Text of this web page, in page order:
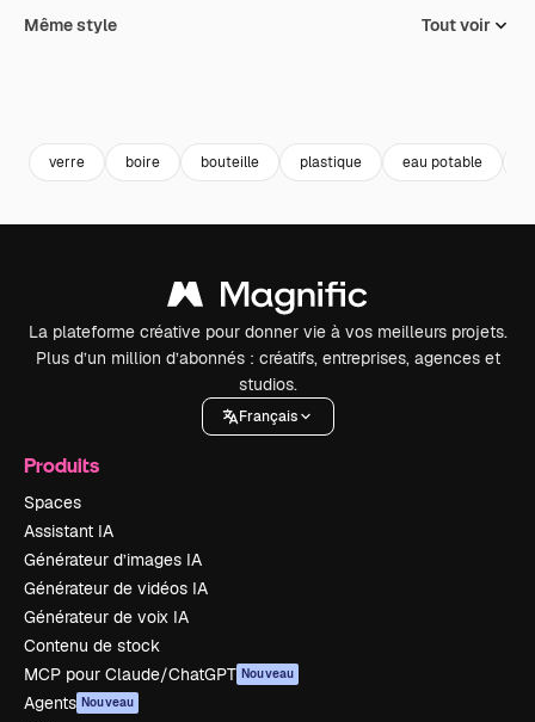
Même style Tout voir
verre boire bouteille plastique eau potable
La plateforme créative pour donner vie à vos meilleurs projets.
Plus d’un million d’abonnés : créatifs, entreprises, agences et
studios.
Français
Produits
Spaces
Assistant IA
Générateur d’images IA
Générateur de vidéos IA
Générateur de voix IA
Contenu de stock
MCP pour Claude/ChatGPT Nouveau
Agents Nouveau